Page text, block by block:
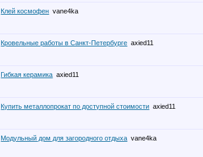
Клей космофен vane4ka
Кровельные работы в Санкт-Петербурге axied11
Гибкая керамика axied11
Купить металлопрокат по доступной стоимости axied11
Модульный дом для загородного отдыха vane4ka